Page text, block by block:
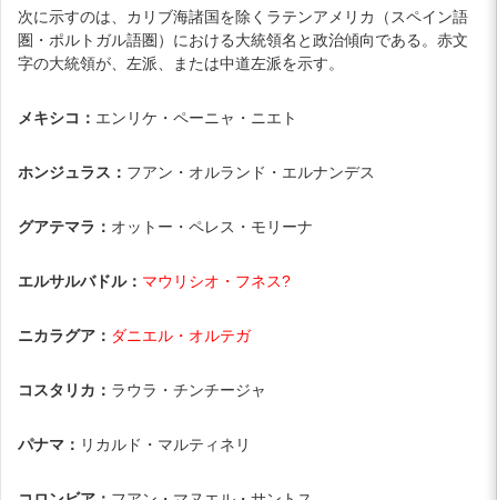
次に示すのは、カリブ海諸国を除くラテンアメリカ（スペイン語
圏・ポルトガル語圏）における大統領名と政治傾向である。赤文
字の大統領が、左派、または中道左派を示す。
メキシコ： エンリケ・ペーニャ・ニエト
ホンジュラス： フアン・オルランド・エルナンデス
グアテマラ： オットー・ペレス・モリーナ
エルサルバドル： マウリシオ・フネス?
ニカラグア： ダニエル・オルテガ
コスタリカ： ラウラ・チンチージャ
パナマ： リカルド・マルティネリ